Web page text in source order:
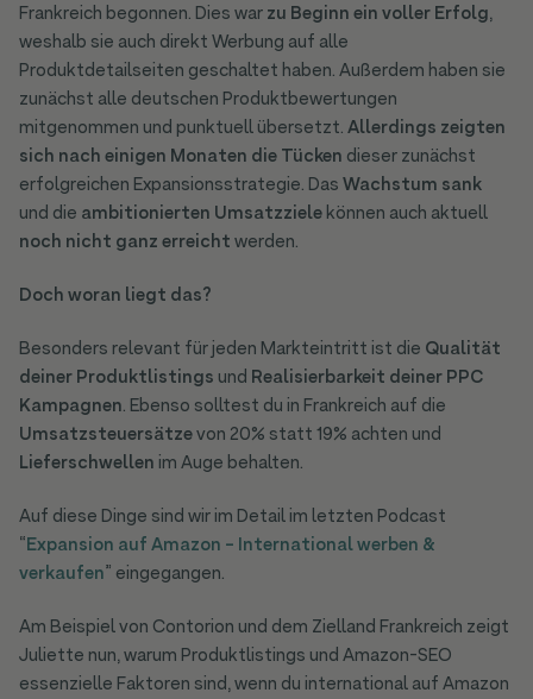
Frankreich begonnen. Dies warzu Beginn ein voller Erfolg,
weshalb sie auch direkt Werbung auf alle
Produktdetailseiten geschaltet haben. Außerdem haben sie
zunächst alle deutschen Produktbewertungen
mitgenommen und punktuell übersetzt.Allerdings zeigten
sich nach einigen Monaten die Tücken dieser zunächst
erfolgreichen Expansionsstrategie. DasWachstum sank
und die ambitionierten Umsatzzielekönnen auch aktuell
noch nicht ganz erreichtwerden.
Doch woran liegt das?
Besonders relevant für jeden Markteintritt ist die Qualität
deiner Produktlistings und Realisierbarkeit deiner PPC
Kampagnen. Ebenso solltest du in Frankreich auf die
Umsatzsteuersätzevon 20% statt 19% achten und
Lieferschwellen im Auge behalten.
Auf diese Dinge sind wir im Detail im letzten Podcast
“Expansion auf Amazon - International werben &
verkaufen” eingegangen.
Am Beispiel von Contorion und dem Zielland Frankreich zeigt
Juliette nun, warum Produktlistings und Amazon-SEO
essenzielle Faktoren sind, wenn du international auf Amazon